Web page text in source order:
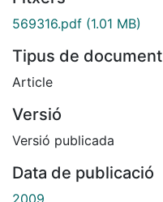
569316.pdf (1.01 MB)
Tipus de document
Article
Versió
Versió publicada
Data de publicació
2009